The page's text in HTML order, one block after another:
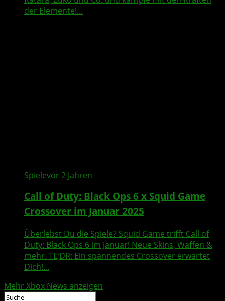
der Elemente!...
Spielevor 2 Jahren
Call of Duty: Black Ops 6 x Squid Game
Crossover im Januar 2025
Überlebst Du die Spiele? Squid Game trifft Call of
Duty: Black Ops 6 im Januar! Neue Skins, Waffen &
mehr. TL;DR: Ein spannendes Crossover erwartet
Dich!...
Mehr Xbox News anzeigen